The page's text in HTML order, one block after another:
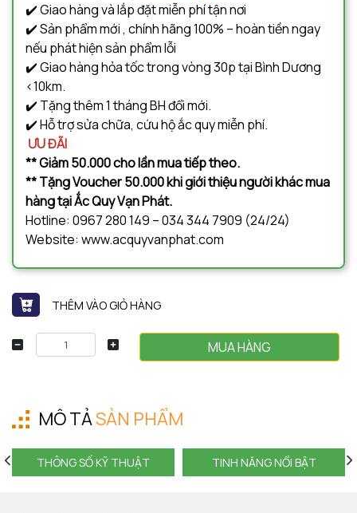
✔️ Giao hàng và lắp đặt miễn phí tận nơi
✔️ Sản phẩm mới , chính hãng 100% – hoàn tiền ngay
nếu phát hiện sản phẩm lỗi
✔️ Giao hàng hỏa tốc trong vòng 30p tại Bình Dương
<10km.
✔️ Tặng thêm 1 tháng BH đổi mới.
✔️ Hỗ trợ sửa chữa, cứu hộ ắc quy miễn phí.
ƯU ĐÃI
** Giảm 50.000 cho lần mua tiếp theo.
** Tặng Voucher 50.000 khi giới thiệu người khác mua
hàng tại Ắc Quy Vạn Phát.
Hotline: 0967 280 149 – 034 344 7909 (24/24)
Website: www.acquyvanphat.com
THÊM VÀO GIỎ HÀNG
MUA HÀNG
MÔ TẢSẢN PHẨM
THÔNG SỐ KỸ THUẬT TINH NĂNG NỔI BẬT